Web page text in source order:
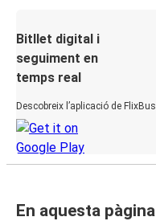
Bitllet digital i
seguiment en
temps real
Descobreix l’aplicació de FlixBus
En aquesta pàgina